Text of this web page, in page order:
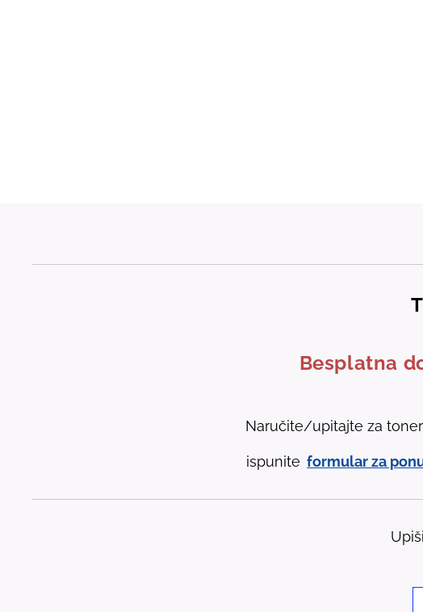
Besplatna
Naručite/upitajte za
ispunite formular za